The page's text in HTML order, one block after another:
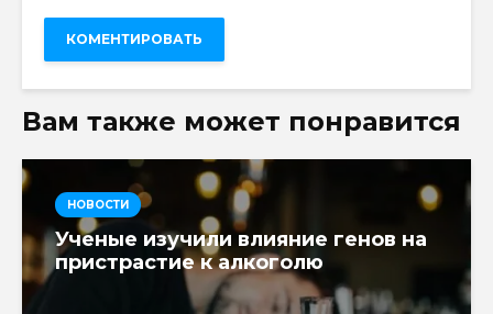
Вам также может понравится
НОВОСТИ
Ученые изучили влияние генов на
пристрастие к алкоголю